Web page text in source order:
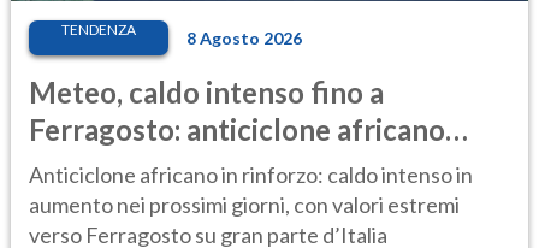
TENDENZA 8 Agosto 2026
Meteo, caldo intenso fino a
Ferragosto: anticiclone africano
ancora protagonista
Anticiclone africano in rinforzo: caldo intenso in
aumento nei prossimi giorni, con valori estremi
verso Ferragosto su gran parte d’Italia